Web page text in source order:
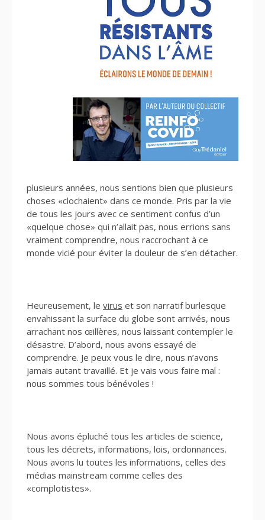
plusieurs années, nous sentions bien que plusieurs
choses «clochaient» dans ce monde. Pris par la vie
de tous les jours avec ce sentiment confus d’un
«quelque chose» qui n’allait pas, nous errions sans
vraiment comprendre, nous raccrochant à ce
monde vicié pour éviter la douleur de s’en détacher.
Heureusement, le virus et son narratif burlesque
envahissant la surface du globe sont arrivés, nous
arrachant nos œillères, nous laissant contempler le
désastre. D’abord, nous avons essayé de
comprendre. Je peux vous le dire, nous n’avons
jamais autant travaillé. Et je vais vous faire mal :
nous sommes tous bénévoles !
Nous avons épluché tous les articles de science,
tous les décrets, informations, lois, ordonnances.
Nous avons lu toutes les informations, celles des
médias mainstream comme celles des
«complotistes».